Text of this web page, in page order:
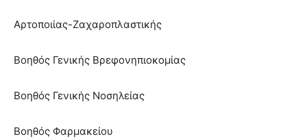
Αρτοποιίας-Ζαχαροπλαστικής
Βοηθός Γενικής Βρεφονηπιοκομίας
Βοηθός Γενικής Νοσηλείας
Βοηθός Φαρμακείου